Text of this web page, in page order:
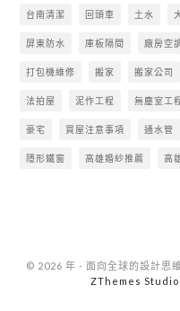
台南清潔 回頭車 土水
屏東防水 庫板隔間 廠房空
打包機維修 搬家 搬家公司
法拍屋 泥作工程 無塵室工
豪宅 買屋注意事項 通水管
隱形鐵窗 高雄婚紗推薦 高
© 2026 年 - 面向全球的設計思
ZThemes Studio